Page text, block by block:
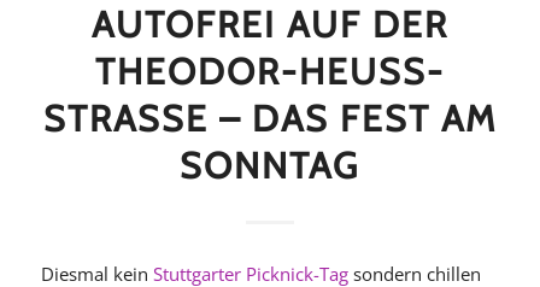
AUTOFREI AUF DER
THEODOR-HEUSS-
STRASSE – DAS FEST AM S
ONNTAG
Diesmal kein Stuttgarter Picknick-Tagsondern chillen